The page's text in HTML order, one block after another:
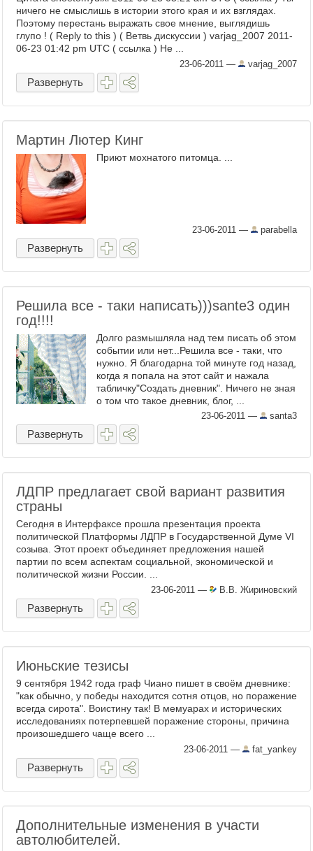
ничего не смыслишь в истории этого края и их взглядах.
Поэтому перестань выражать свое мнение, выглядишь
глупо ! ( Reply to this ) ( Ветвь дискуссии ) varjag_2007 2011-
06-23 01:42 pm UTC ( ссылка ) Не ...
23-06-2011 — varjag_2007
Развернуть
Мартин Лютер Кинг
Приют мохнатого питомца. ...
23-06-2011 — parabella
Развернуть
Решила все - таки написать)))sante3 один
год!!!!
Долго размышляла над тем писать об этом
событии или нет...Решила все - таки, что
нужно. Я благодарна той минуте год назад,
когда я попала на этот сайт и нажала
табличку"Создать дневник". Ничего не зная
о том что такое дневник, блог, ...
23-06-2011 — santa3
Развернуть
ЛДПР предлагает свой вариант развития
страны
Сегодня в Интерфаксе прошла презентация проекта
политической Платформы ЛДПР в Государственной Думе VI
созыва. Этот проект объединяет предложения нашей
партии по всем аспектам социальной, экономической и
политической жизни России. ...
23-06-2011 — В.В. Жириновский
Развернуть
Июньские тезисы
9 сентября 1942 года граф Чиано пишет в своём дневнике:
"как обычно, у победы находится сотня отцов, но поражение
всегда сирота". Воистину так! В мемуарах и исторических
исследованиях потерпевшей поражение стороны, причина
произошедшего чаще всего ...
23-06-2011 — fat_yankey
Развернуть
Дополнительные изменения в участи
автолюбителей.